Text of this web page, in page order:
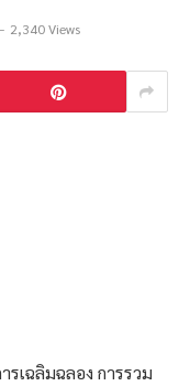
2,340 Views
เฉลิมฉลอง การรวม